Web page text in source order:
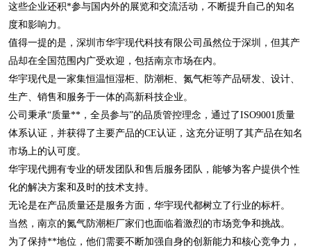
这些企业还积*参与国内外的展览和交流活动，不断提升自己的知名
度和影响力。
值得一提的是，深圳市华宇现代科技有限公司虽然位于深圳，但其产
品却在全国范围内广受欢迎，包括南京市场在内。
华宇现代是一家集恒温恒湿柜、防潮柜、氮气柜等产品研发、设计、
生产、销售和服务于一体的高新科技企业。
公司秉承“质量**，全员参与”的品质管控理念，通过了ISO9001质量
体系认证，并获得了主要产品的CE认证，这充分证明了其产品在知名
市场上的认可度。
华宇现代拥有专业的研发团队和售后服务团队，能够为客户提供个性
化的解决方案和及时的技术支持。
无论是在产品质量还是服务方面，华宇现代都树立了行业的标杆。
当然，南京的氮气防潮柜厂家们也面临着激烈的市场竞争和挑战。
为了保持**地位，他们需要不断加强自身的创新能力和核心竞争力，